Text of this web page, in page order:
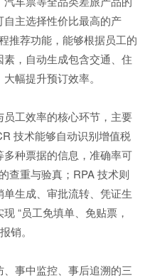
主选择性价比最高的产
推荐功能，能够根据员工的
，自动生成包含交通、住
幅提升预订效率。
工效率的核心环节，主要
技术能够自动识别增值税
种票据的信息，准确率可
查重与验真；RPA 技术则
生成、审批流转、凭证生
“员工免填单、免贴票，
销。
事中监控、事后追溯的三